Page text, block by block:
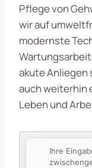
Pflege von
wir auf
modernste
akute Anliegen
auch weiterhin
Leben und
Ihre